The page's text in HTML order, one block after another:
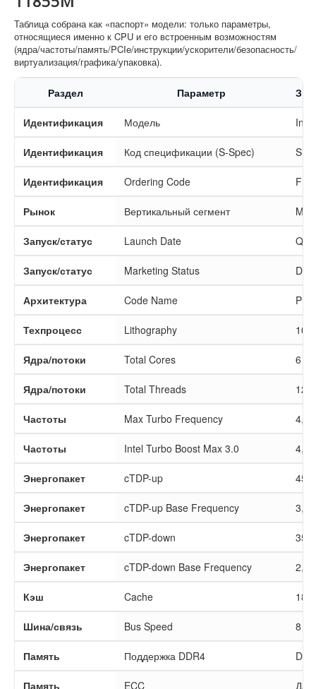
Таблица собрана как «паспорт» модели: только параметры,
относящиеся именно к CPU и его встроенным возможностям
(ядра/частоты/память/PCIe/инструкции/ускорители/безопасность/
виртуализация/графика/упаковка).
Раздел Параметр
Идентификация Модель
Идентификация Код спецификации (S-Spec)
Идентификация Ordering Code
Рынок Вертикальный сегмент
Запуск/статус Launch Date
Запуск/статус Marketing Status
Архитектура Code Name
Техпроцесс Lithography 10
Ядра/потоки Total Cores 6
Ядра/потоки Total Threads 12
Частоты Max Turbo Frequency
Частоты Intel Turbo Boost Max 3.0
Энергопакет cTDP-up 45
Энергопакет cTDP-up Base Frequency
Энергопакет cTDP-down 35
Энергопакет cTDP-down Base Frequency
Кэш Cache 18
Шина/связь Bus Speed 8
Память Поддержка DDR4
Память ECC Да